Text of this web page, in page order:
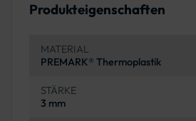
Produkteigenschaften
MATERIAL
PREMARK® Thermoplastik
STÄRKE
3 mm